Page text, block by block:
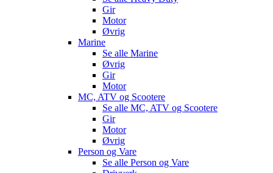
Gir
Motor
Øvrig
Marine
Se alle Marine
Øvrig
Gir
Motor
MC, ATV og Scootere
Se alle MC, ATV og Scootere
Gir
Motor
Øvrig
Person og Vare
Se alle Person og Vare